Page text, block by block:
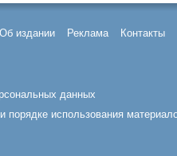
Об издании Реклама Контакты
данных
порядке использования